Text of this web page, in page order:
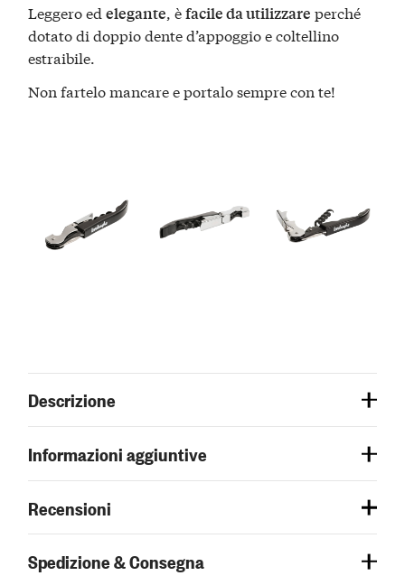
Leggero edelegante, èfacile da utilizzare perché
dotato di doppio dente d’appoggio e coltellino
estraibile.
Non fartelo mancare e portalo sempre con te!
Descrizione
Informazioni aggiuntive
Recensioni
Spedizione & Consegna